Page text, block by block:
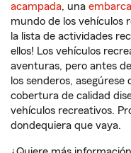
acampada, una
mundo de los vehículos
la lista de actividades
ellos! Los vehículos
aventuras, pero antes
los senderos,
cobertura de calidad
vehículos recreativos.
dondequiera que vaya.